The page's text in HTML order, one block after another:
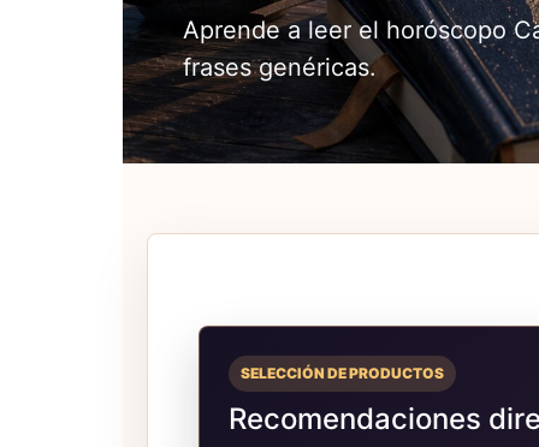
Aprende a leer el horóscopo
frases genéricas.
SELECCIÓN DE PRODUCTOS
Recomendaciones